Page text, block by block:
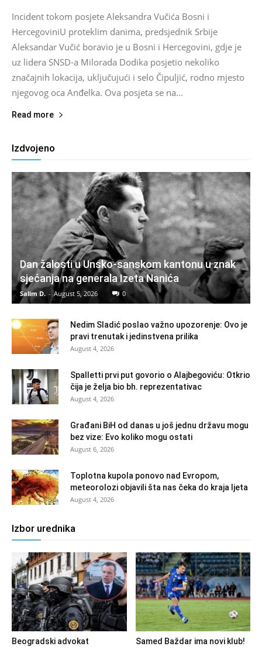
Incident tokom posjete Aleksandra Vučića Bosni i
HercegoviniU proteklim danima, predsjednik Srbije
Aleksandar Vučić boravio je u Bosni i Hercegovini, gdje je
uz lidera SNSD-a Milorada Dodika posjetio nekoliko
značajnih lokacija, uključujući i selo Čipuljić, rodno mjesto
njegovog oca Anđelka. Ova posjeta se na...
Read more
Izdvojeno
Dan žalosti u Unsko-sanskom kantonu u znak
sjećanja na generala Izeta Nanića
Salim D. - August 5, 2026 0
Nedim Sladić poslao važno upozorenje: Ovo je
pravi trenutak i jedinstvena prilika
August 4, 2026
Spalletti prvi put govorio o Alajbegoviću: Otkrio
čija je želja bio bh. reprezentativac
August 4, 2026
Građani BiH od danas u još jednu državu mogu
bez vize: Evo koliko mogu ostati
August 6, 2026
Toplotna kupola ponovo nad Evropom,
meteorolozi objavili šta nas čeka do kraja ljeta
August 4, 2026
Izbor urednika
Beogradski advokat
Samed Baždar ima novi klub!